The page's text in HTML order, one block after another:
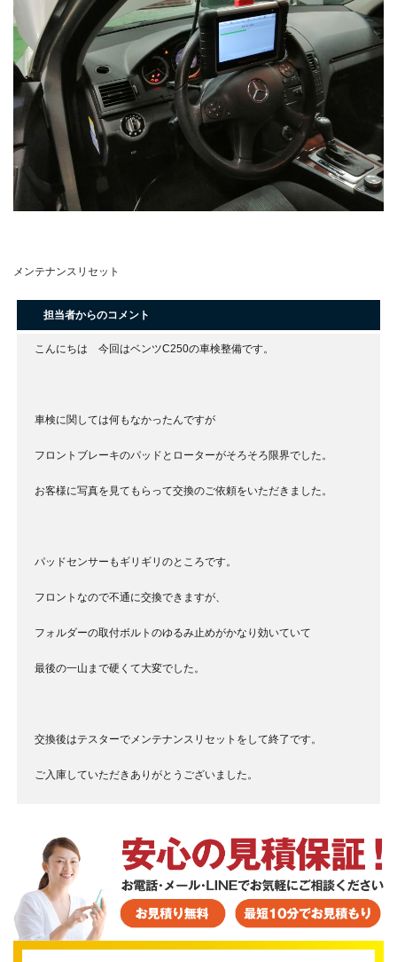
メンテナンスリセット
担当者からのコメント
こんにちは 今回はベンツC250の車検整備です。
車検に関しては何もなかったんですが
フロントブレーキのパッドとローターがそろそろ限界でした。
お客様に写真を見てもらって交換のご依頼をいただきました。
パッドセンサーもギリギリのところです。
フロントなので不通に交換できますが、
フォルダーの取付ボルトのゆるみ止めがかなり効いていて
最後の一山まで硬くて大変でした。
交換後はテスターでメンテナンスリセットをして終了です。
ご入庫していただきありがとうございました。